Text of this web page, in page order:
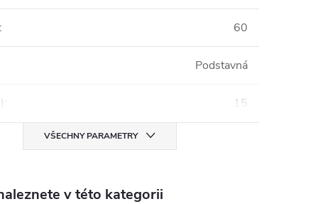
: 60
Podstavná
: 15
VŠECHNY PARAMETRY
v této kategorii